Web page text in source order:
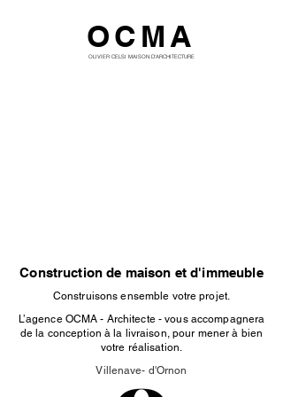
OCMA
OLIVIER CELSI MAISON D'ARCHITECTURE
Construction de maison et d'immeuble
Construisons ensemble votre projet.
L’agence OCMA - Architecte - vous accompagnera
de la conception à la livraison, pour mener à bien
votre réalisation.
Villenave- d'Ornon